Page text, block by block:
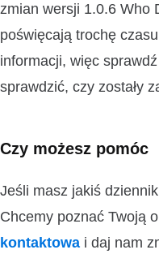
zmian wersji 1.0.6 Who
poświęcają trochę
informacji, więc
sprawdzić, czy zostały
Czy możesz pomóc
Jeśli masz jakiś
Chcemy poznać Twoją
kontaktowa i daj nam